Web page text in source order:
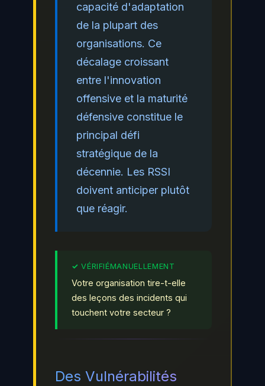
capacité d'adaptation
de la plupart des
organisations. Ce
décalage croissant
entre l'innovation
offensive et la maturité
défensive constitue le
principal défi
stratégique de la
décennie. Les RSSI
doivent anticiper plutôt
que réagir.
Votre organisation tire-t-elle
des leçons des incidents qui
touchent votre secteur ?
Des Vulnérabilités